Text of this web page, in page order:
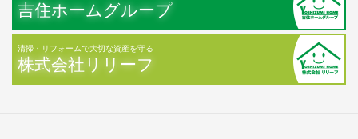
吉住ホームグループ
清掃・リフォームで大切な資産を守る
株式会社リリーフ